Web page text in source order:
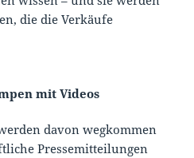
die die Verkäufe
mit Videos
davon wegkommen
Pressemitteilungen